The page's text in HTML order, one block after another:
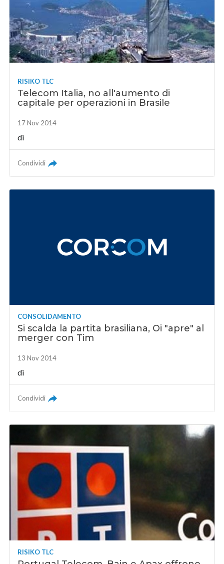
RISIKO TLC
Telecom Italia, no all'aumento di
capitale per operazioni in Brasile
17 Nov 2014
di
Condividi
CONSOLIDAMENTO
Si scalda la partita brasiliana, Oi "apre" al
merger con Tim
13 Nov 2014
di
Condividi
RISIKO TLC